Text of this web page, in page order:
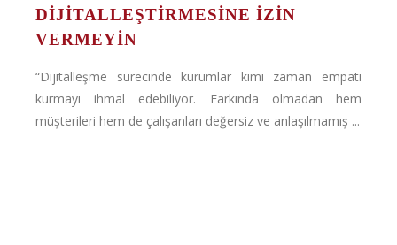
DİJİTALLEŞTİRMESİNE İZİN
VERMEYİN
“Dijitalleşme sürecinde kurumlar kimi zaman empati
kurmayı ihmal edebiliyor. Farkında olmadan hem
müşterileri hem de çalışanları değersiz ve anlaşılmamış ...